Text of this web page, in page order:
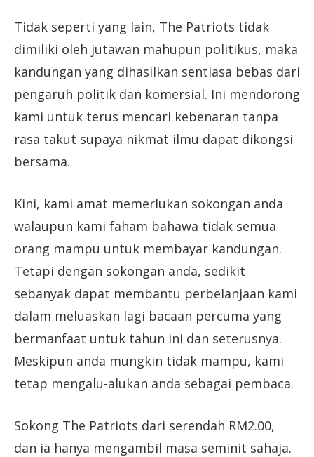
Tidak seperti yang lain, The Patriots tidak
dimiliki oleh jutawan mahupun politikus, maka
kandungan yang dihasilkan sentiasa bebas dari
pengaruh politik dan komersial. Ini mendorong
kami untuk terus mencari kebenaran tanpa
rasa takut supaya nikmat ilmu dapat dikongsi
bersama.
Kini, kami amat memerlukan sokongan anda
walaupun kami faham bahawa tidak semua
orang mampu untuk membayar kandungan.
Tetapi dengan sokongan anda, sedikit
sebanyak dapat membantu perbelanjaan kami
dalam meluaskan lagi bacaan percuma yang
bermanfaat untuk tahun ini dan seterusnya.
Meskipun anda mungkin tidak mampu, kami
tetap mengalu-alukan anda sebagai pembaca.
Sokong The Patriots dari serendah RM2.00,
dan ia hanya mengambil masa seminit sahaja.